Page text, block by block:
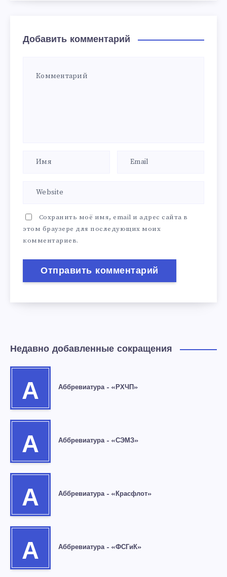
Добавить комментарий
Сохранить моё имя, email и адрес сайта в
этом браузере для последующих моих
комментариев.
Недавно добавленные сокращения
А Аббревиатура – «РХЧП»
А Аббревиатура – «СЭМЗ»
А Аббревиатура – «Красфлот»
А Аббревиатура – «ФСГиК»